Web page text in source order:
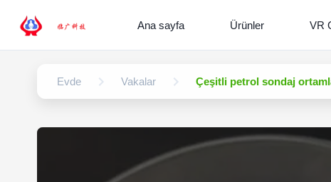
Ana sayfa Ürünler VR
Evde Vakalar Çeşitli petrol sondaj